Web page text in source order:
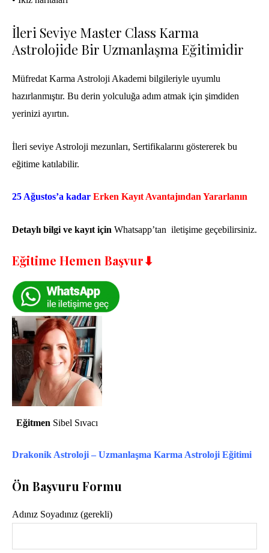
İleri Seviye Master Class Karma
Astrolojide Bir Uzmanlaşma Eğitimidir
Müfredat Karma Astroloji Akademi bilgileriyle uyumlu
hazırlanmıştır. Bu derin yolculuğa adım atmak için şimdiden
yerinizi ayırtın.
İleri seviye Astroloji mezunları, Sertifikalarını göstererek bu
eğitime katılabilir.
25 Ağustos’a kadar Erken Kayıt Avantajından Yararlanın
Detaylı bilgi ve kayıt için Whatsapp’tan iletişime geçebilirsiniz.
Eğitime Hemen Başvur⬇
Eğitmen Sibel Sıvacı
Drakonik Astroloji – Uzmanlaşma Karma Astroloji Eğitimi
Ön Başvuru Formu
Adınız Soyadınız (gerekli)